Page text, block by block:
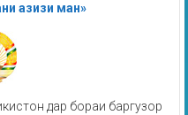
азизи ман»
дар бораи баргузор